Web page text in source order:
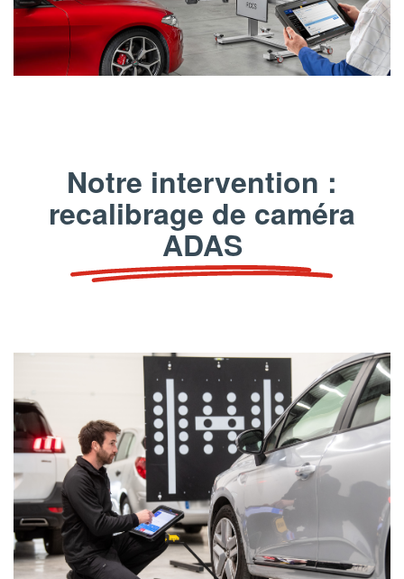
Notre intervention :
recalibrage de caméra
ADAS